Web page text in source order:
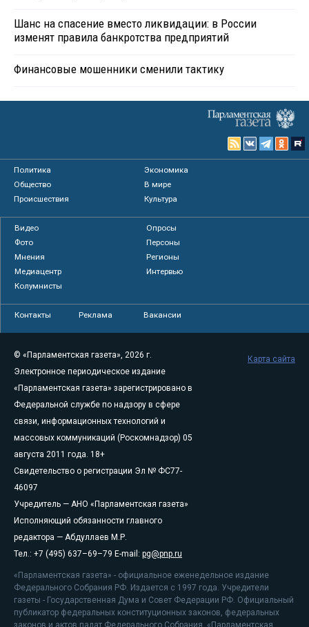
Шанс на спасение вместо ликвидации: в России
изменят правила банкротства предприятий
Финансовые мошенники сменили тактику
Политика
Экономика
Общество
В мире
Происшествия
Культура
Видео
Опросы
Фото
Персоны
Мнения
Регионы
Медиацентр
Интервью
Колумнисты
Контакты Реклама Вакансии
© «Парламентская газета», 2026 г.
Электронное периодическое издание
«Парламентская газета» зарегистрировано в
Федеральной службе по надзору в сфере
связи, информационных технологий и
массовых коммуникаций (Роскомнадзор) 05
августа 2011 года. 18+
Свидетельство о регистрации Эл № ФС77-
46097
Учредитель — АНО «Парламентская газета»
Исполняющий обязанности главного
редактора — Абдуллаев М.Р.
Тел.: +7 (495) 637–69–79 E-mail: pg@pnp.ru
«Парламентская газета» - официальное еженедельное издание
Федерального Собрания РФ. Издается с 1997 года. Учредители
газеты - Государственная Дума и Совет Федерации РФ. Официальный
публикатор федеральных конституционных законов, федеральных
законов и актов палат Федерального Собрания. «Парламентская
Карта сайта